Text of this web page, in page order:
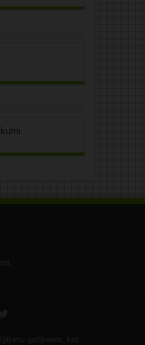
gadījumos, kas